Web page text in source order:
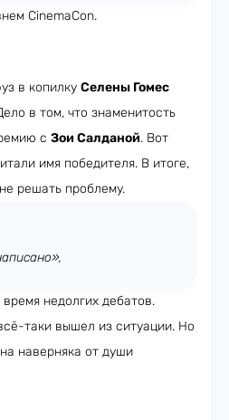
CinemaCon.
в копилку Селены Гомес
в том, что знаменитость
с Зои Салданой. Вот
имя победителя. В итоге,
решать проблему.
недолгих дебатов.
таки вышел из ситуации. Но
наверняка от души